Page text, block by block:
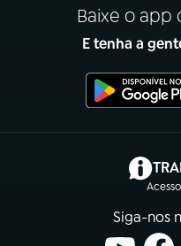
Baixe o app
E tenha a
Siga-nos